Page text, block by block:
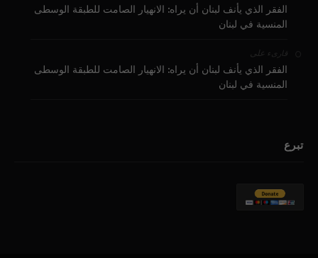
الفقر الذي يأنف لبنان أن يراه: الانهيار الصامت للطبقة الوسطى
المنسية في لبنان
قارىء على
الفقر الذي يأنف لبنان أن يراه: الانهيار الصامت للطبقة الوسطى
المنسية في لبنان
تبرع